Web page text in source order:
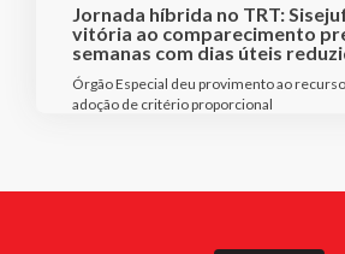
Jornada híbrida no TRT:
vitória ao comparecimento
semanas com dias úteis
Órgão Especial deu provimento ao
adoção de critério proporcional